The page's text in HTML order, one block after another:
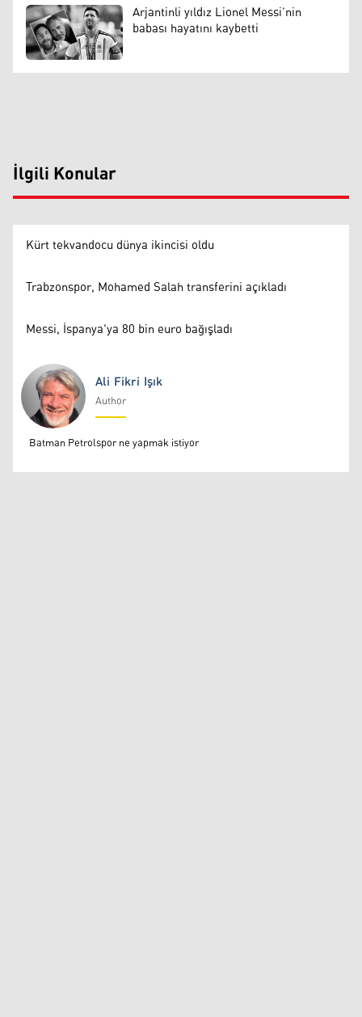
Arjantinli yıldız Lionel Messi’nin
babası hayatını kaybetti
İlgili Konular
Kürt tekvandocu dünya ikincisi oldu
Trabzonspor, Mohamed Salah transferini açıkladı
Messi, İspanya'ya 80 bin euro bağışladı
Ali Fikri Işık
Ali Fikri Işık
Author
Batman Petrolspor ne yapmak istiyor